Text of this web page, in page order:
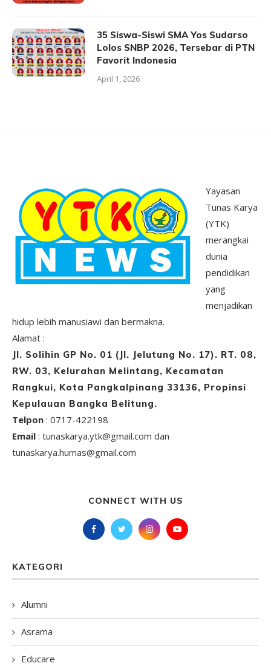
35 Siswa-Siswi SMA Yos Sudarso
Lolos SNBP 2026, Tersebar di PTN
Favorit Indonesia
April 1, 2026
Yayasan
Tunas Karya
(YTK)
merangkai
dunia
pendidikan
yang
menjadikan
hidup lebih manusiawi dan bermakna.
Alamat :
Jl. Solihin GP No. 01 (Jl. Jelutung No. 17). RT. 08,
RW. 03, Kelurahan Melintang, Kecamatan
Rangkui, Kota Pangkalpinang 33136, Propinsi
Kepulauan Bangka Belitung.
Telpon : 0717-422198
Email : tunaskarya.ytk@gmail.com dan
tunaskarya.humas@gmail.com
CONNECT WITH US
KATEGORI
Alumni
Asrama
Educare